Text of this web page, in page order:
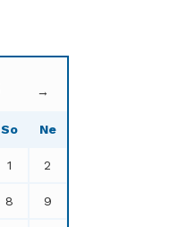
→
So Ne
1 2
8 9